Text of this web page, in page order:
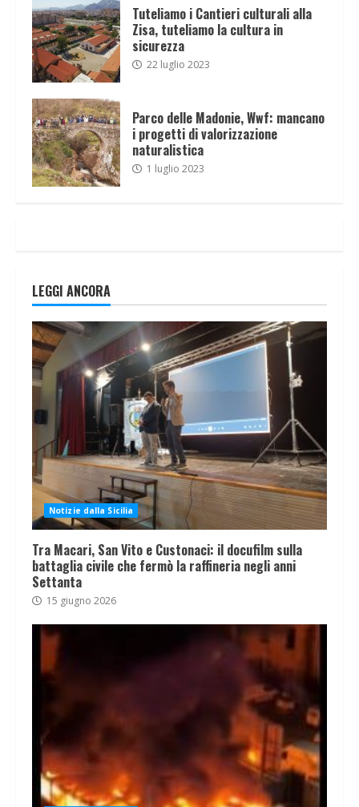
Tuteliamo i Cantieri culturali alla
Zisa, tuteliamo la cultura in
sicurezza
22 luglio 2023
Parco delle Madonie, Wwf: mancano
i progetti di valorizzazione
naturalistica
1 luglio 2023
LEGGI ANCORA
Notizie dalla Sicilia
Tra Macari, San Vito e Custonaci: il docufilm sulla
battaglia civile che fermò la raffineria negli anni
Settanta
15 giugno 2026